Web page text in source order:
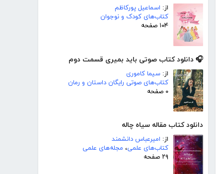
از: اسماعیل پورکاظم
کتاب‌های کودک و نوجوان
۱۰۴ صفحه
🎧 دانلود کتاب صوتی باید بمیری قسمت دوم
از: سیما کاموری
کتاب‌های صوتی رایگان داستان و رمان
۰ صفحه
دانلود کتاب مقاله سیاه چاله
از: امیرعباس دانشمند
کتاب‌های علمی، مجله‌های علمی
۲۹ صفحه